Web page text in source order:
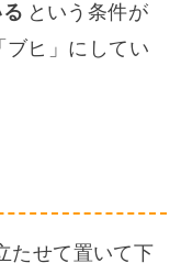
という条件が
ブヒ」にしてい
たせて置いて下